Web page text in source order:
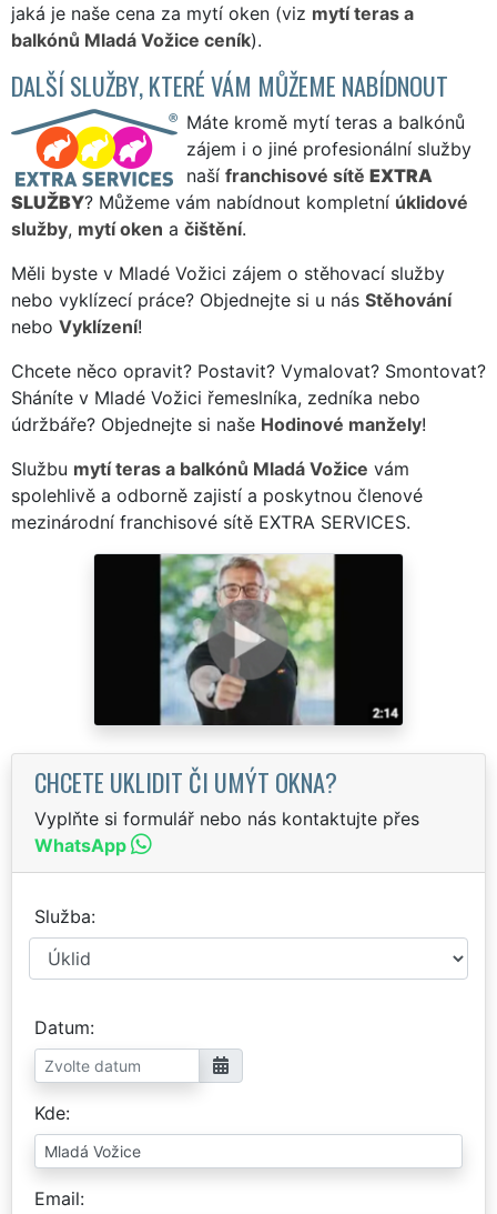
jaká je naše cena za mytí oken (viz mytí teras a
balkónů Mladá Vožice ceník).
DALŠÍ SLUŽBY, KTERÉ VÁM MŮŽEME NABÍDNOUT
Máte kromě mytí teras a balkónů
zájem i o jiné profesionální služby
naší franchisové sítě EXTRA
SLUŽBY? Můžeme vám nabídnout kompletní úklidové
služby, mytí oken a čištění.
Měli byste v Mladé Vožici zájem o stěhovací služby
nebo vyklízecí práce? Objednejte si u nás Stěhování
nebo Vyklízení!
Chcete něco opravit? Postavit? Vymalovat? Smontovat?
Sháníte v Mladé Vožici řemeslníka, zedníka nebo
údržbáře? Objednejte si naše Hodinové manžely!
Službu mytí teras a balkónů Mladá Vožice vám
spolehlivě a odborně zajistí a poskytnou členové
mezinárodní franchisové sítě EXTRA SERVICES.
CHCETE UKLIDIT ČI UMÝT OKNA?
Vyplňte si formulář nebo nás kontaktujte přes
WhatsApp
Služba
Datum
Kde
Email